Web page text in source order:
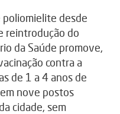
poliomielite desde
reintrodução do
da Saúde promove,
contra a
de 1 a 4 anos de
nove postos
cidade, sem